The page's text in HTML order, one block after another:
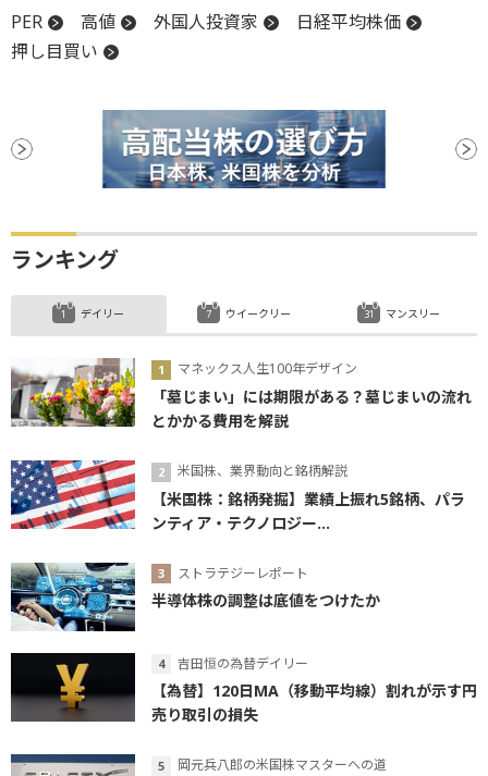
PER 高値 外国人投資家
日経平均株価
押し目買い
ランキング
デイリー
マネックス人生100年デザイン
「墓じまい」には期限がある？墓じまいの流れ
とかかる費用を解説
米国株、業界動向と銘柄解説
【米国株：銘柄発掘】業績上振れ5銘柄、パラ
ンティア・テクノロジー...
ストラテジーレポート
半導体株の調整は底値をつけたか
吉田恒の為替デイリー
【為替】120日MA（移動平均線）割れが示す円
売り取引の損失
岡元兵八郎の米国株マスターへの道
ウイークリー マンスリー